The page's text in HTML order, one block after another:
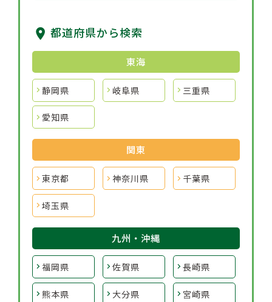
都道府県から検索
東海
静岡県 岐阜県 三重県
愛知県
関東
東京都 神奈川県 千葉県
埼玉県
九州・沖縄
福岡県 佐賀県 長崎県
熊本県 大分県 宮崎県